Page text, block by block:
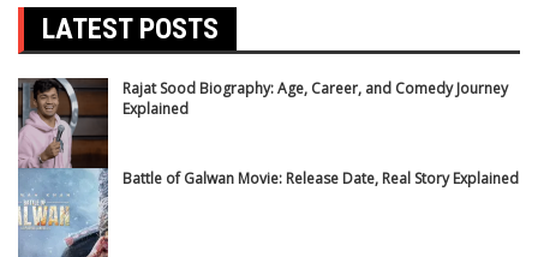
LATEST POSTS
Rajat Sood Biography: Age, Career, and Comedy Journey
Explained
Battle of Galwan Movie: Release Date, Real Story Explained